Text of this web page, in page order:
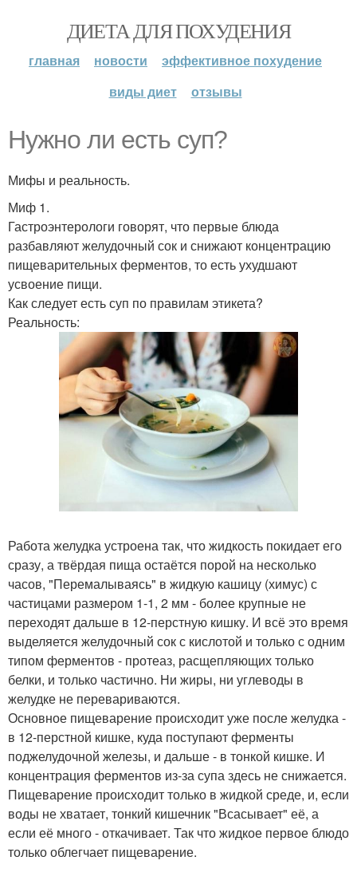
ДИЕТА ДЛЯ ПОХУДЕНИЯ
главная новости
эффективное похудение
виды диет
отзывы
Нужно ли есть суп?
Мифы и реальность.
Миф 1.
Гастроэнтерологи говорят, что первые блюда
разбавляют желудочный сок и снижают концентрацию
пищеварительных ферментов, то есть ухудшают
усвоение пищи.
Как следует есть суп по правилам этикета?
Реальность:
Работа желудка устроена так, что жидкость покидает его
сразу, а твёрдая пища остаётся порой на несколько
часов, "Перемалываясь" в жидкую кашицу (химус) с
частицами размером 1-1, 2 мм - более крупные не
переходят дальше в 12-перстную кишку. И всё это время
выделяется желудочный сок с кислотой и только с одним
типом ферментов - протеаз, расщепляющих только
белки, и только частично. Ни жиры, ни углеводы в
желудке не перевариваются.
Основное пищеварение происходит уже после желудка -
в 12-перстной кишке, куда поступают ферменты
поджелудочной железы, и дальше - в тонкой кишке. И
концентрация ферментов из-за супа здесь не снижается.
Пищеварение происходит только в жидкой среде, и, если
воды не хватает, тонкий кишечник "Всасывает" её, а
если её много - откачивает. Так что жидкое первое блюдо
только облегчает пищеварение.